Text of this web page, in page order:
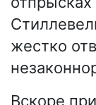
жестко
Вскоре